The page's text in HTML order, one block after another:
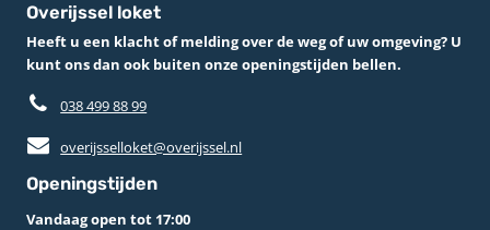
Overijssel loket
Heeft u een klacht of melding over de weg of uw omgeving? U
kunt ons dan ook buiten onze openingstijden bellen.
038 499 88 99
overijsselloket@overijssel.nl
Openingstijden
Vandaag open tot 17:00